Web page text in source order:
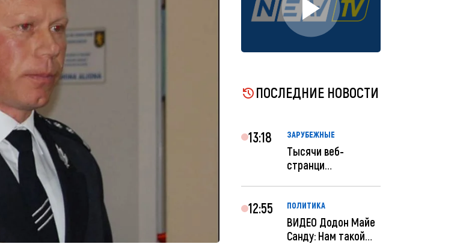
ПОСЛЕДНИЕ НОВОСТИ
13:18 ЗАРУБЕЖНЫЕ
Тысячи веб-
странци
12:55 ПОЛИТИКА
ВИДЕО Додон Майе
Санду: Нам такой